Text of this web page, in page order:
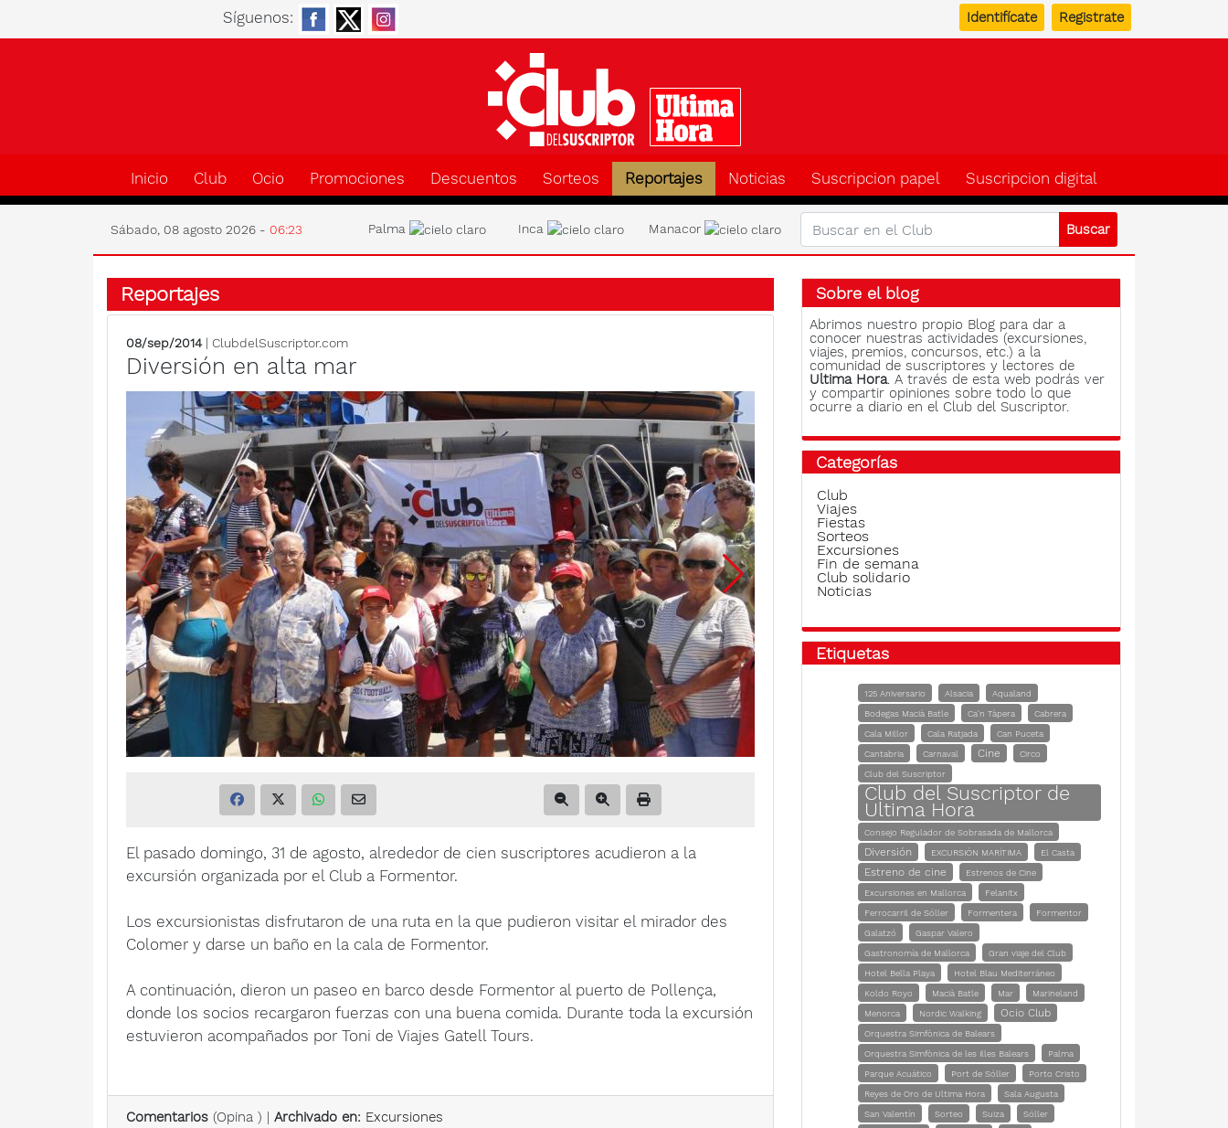
Síguenos: Identifícate Registrate
Inicio Club Ocio Promociones Descuentos Sorteos Reportajes Noticias Suscripcion papel Suscripcion digital
Sábado, 08 agosto 2026 - 06:23 Palma Inca Manacor
Reportajes
08/sep/2014| ClubdelSuscriptor.com
Diversión en alta mar
El pasado domingo, 31 de agosto, alrededor de cien suscriptores acudieron a la
excursión organizada por el Club a Formentor.
Los excursionistas disfrutaron de una ruta en la que pudieron visitar el mirador des
Colomer y darse un baño en la cala de Formentor.
A continuación, dieron un paseo en barco desde Formentor al puerto de Pollença,
donde los socios recargaron fuerzas con una buena comida. Durante toda la excursión
estuvieron acompañados por Toni de Viajes Gatell Tours.
Comentarios (Opina ) | Archivado en: Excursiones
Sobre el blog
Abrimos nuestro propio Blog para dar a
conocer nuestras actividades (excursiones,
viajes, premios, concursos, etc.) a la
comunidad de suscriptores y lectores de
Ultima Hora. A través de esta web podrás ver
y compartir opiniones sobre todo lo que
ocurre a diario en el Club del Suscriptor.
Categorías
Club
Viajes
Fiestas
Sorteos
Excursiones
Fin de semana
Club solidario
Noticias
Etiquetas
125 Aniversario Alsacia
Aqualand
Bodegas Macià Batle
Ca'n Tàpera
Cabrera
Cala Millor
Cala Ratjada
Can Puceta
Cantabria
Carnaval Cine
Circo
Club del Suscriptor
Club del Suscriptor de
Ultima Hora
Consejo Regulador de Sobrasada de Mallorca
Diversión EXCURSIÓN MARÍTIMA El Casta
Estreno de cine
Estrenos de Cine
Excursiones en Mallorca
Felanitx
Ferrocarril de Sóller
Formentera
Formentor
Galatzó
Gaspar Valero
Gastronomía de Mallorca
Gran viaje del Club
Hotel Bella Playa
Hotel Blau Mediterráneo
Koldo Royo
Macià Batle Mar
Marineland
Menorca
Nordic Walking Ocio Club
Orquestra Simfònica de Balears
Orquestra Simfònica de les Illes Balears
Palma
Parque Acuático
Port de Sóller
Porto Cristo
Reyes de Oro de Ultima Hora
Sala Augusta
San Valentín
Sorteo Suiza
Sóller